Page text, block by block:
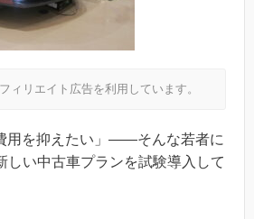
ィリエイト広告を利用しています。
用を抑えたい」——そんな若者に
しい中古車プランを試験導入して